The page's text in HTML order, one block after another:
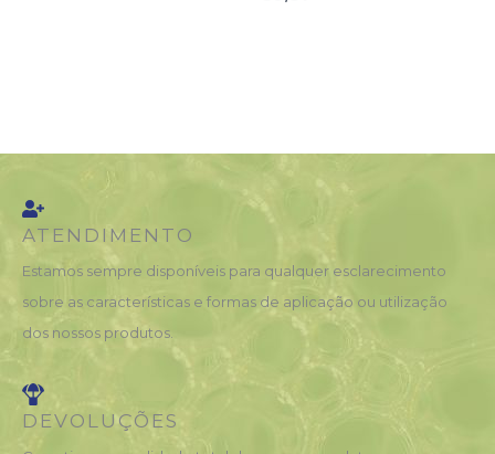
ATENDIMENTO
Estamos sempre disponíveis para qualquer esclarecimento
sobre as características e formas de aplicação ou utilização
dos nossos produtos.
DEVOLUÇÕES